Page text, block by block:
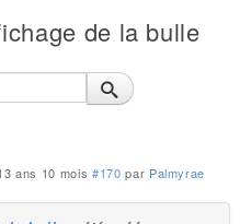
de la bulle
ans 10 mois #170 par Palmyrae